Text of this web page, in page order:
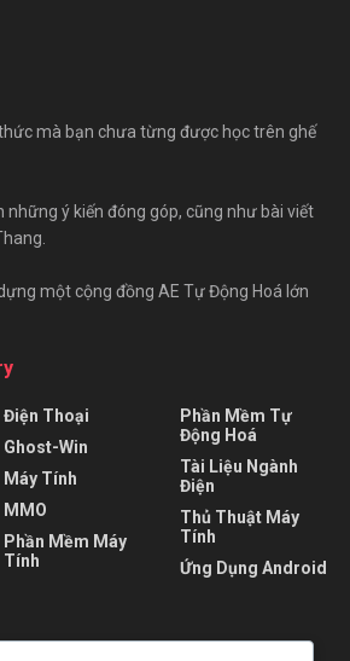
mà bạn chưa từng được học trên ghế
những ý kiến đóng góp, cũng như bài viết
một cộng đồng AE Tự Động Hoá lớn
Điện Thoại
Ghost-Win
Máy Tính
MMO
Phần Mềm Máy
Tính
Phần Mềm Tự
Động Hoá
Tài Liệu Ngành
Điện
Thủ Thuật Máy
Tính
Ứng Dụng Android